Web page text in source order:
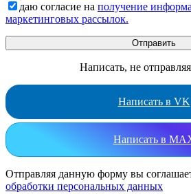
даю согласие на получение
маркетинговых рассылок.
Написать, не
Написать в VK
Написать в
Отправляя данную форму вы
обработки персональных данных